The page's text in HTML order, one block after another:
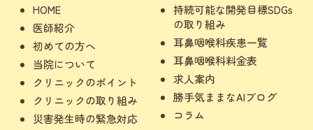
HOME
医師紹介
初めての方へ
当院について
クリニックのポイント
クリニックの取り組み
災害発生時の緊急対応
持続可能な開発目標SDGs
の取り組み
耳鼻咽喉科疾患一覧
耳鼻咽喉科料金表
求人案内
勝手気ままなAIブログ
コラム